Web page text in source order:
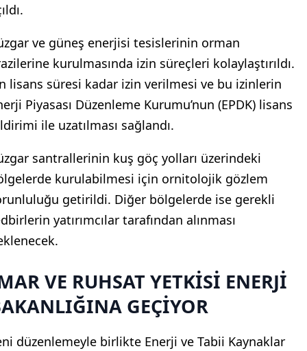
ve güneş enerjisi tesislerinin orman
kurulmasında izin süreçleri kolaylaştırıldı.
lisans süresi kadar izin verilmesi ve bu izinlerin
Piyasası Düzenleme Kurumu’nun (EPDK) lisans
ile uzatılması sağlandı.
santrallerinin kuş göç yolları üzerindeki
kurulabilmesi için ornitolojik gözlem
getirildi. Diğer bölgelerde ise gerekli
yatırımcılar tarafından alınması
VE RUHSAT YETKİSİ ENERJİ
GEÇİYOR
düzenlemeyle birlikte Enerji ve Tabii Kaynaklar